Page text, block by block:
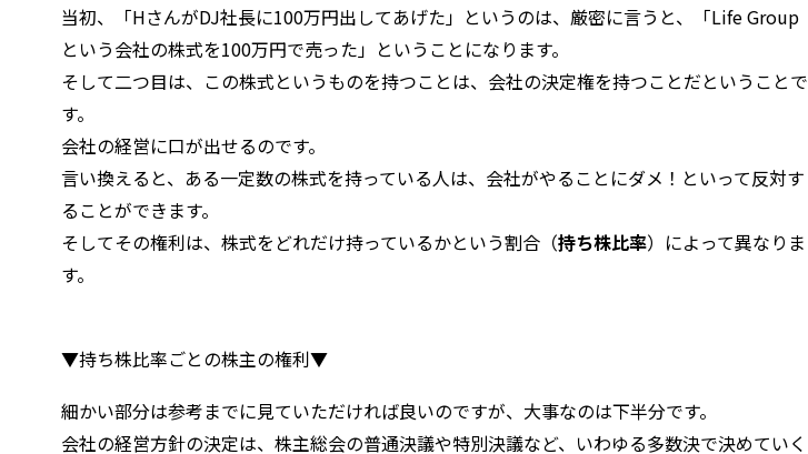
当初、「HさんがDJ社長に100万円出してあげた」というのは、厳密に言うと、「Life Group
という会社の株式を100万円で売った」ということになります。
そして二つ目は、この株式というものを持つことは、会社の決定権を持つことだということで
す。
会社の経営に口が出せるのです。
言い換えると、ある一定数の株式を持っている人は、会社がやることにダメ！といって反対す
ることができます。
そしてその権利は、株式をどれだけ持っているかという割合（持ち株比率）によって異なりま
す。
▼持ち株比率ごとの株主の権利▼
細かい部分は参考までに見ていただければ良いのですが、大事なのは下半分です。
会社の経営方針の決定は、株主総会の普通決議や特別決議など、いわゆる多数決で決めていく